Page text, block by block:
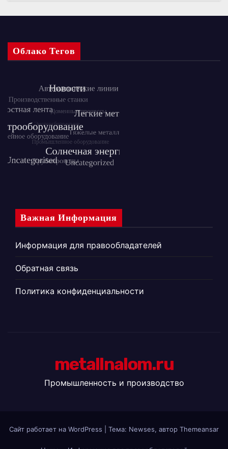
Облако Тегов
Важная Информация
Информация для правообладателей
Обратная связь
Политика конфиденциальности
metallnalom.ru
Промышленность и производство
Сайт работает на WordPress Тема: Newses, автор Themeansar